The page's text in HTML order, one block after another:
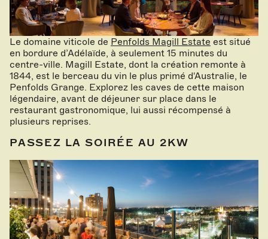
Le domaine viticole de Penfolds Magill Estate est situé
en bordure d’Adélaïde, à seulement 15 minutes du
centre-ville. Magill Estate, dont la création remonte à
1844, est le berceau du vin le plus primé d'Australie, le
Penfolds Grange. Explorez les caves de cette maison
légendaire, avant de déjeuner sur place dans le
restaurant gastronomique, lui aussi récompensé à
plusieurs reprises.
PASSEZ LA SOIRÉE AU 2KW